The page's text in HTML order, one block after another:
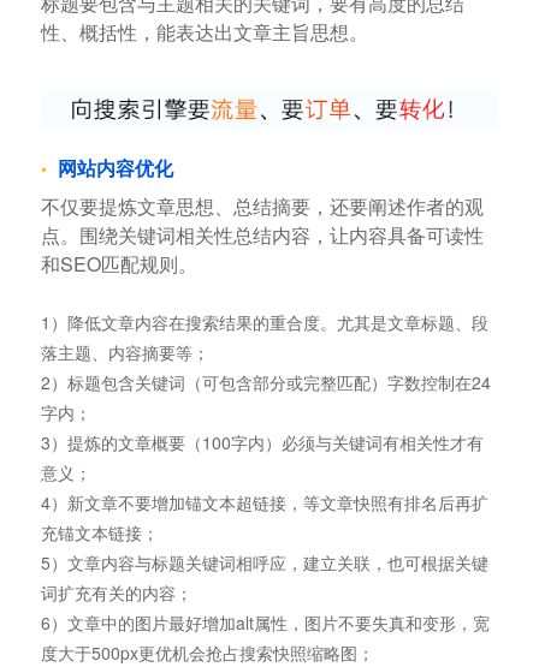
性、概括性，能表达出文章主旨思想。
网站内容优化
不仅要提炼文章思想、总结摘要，还要阐述作者的观
点。围绕关键词相关性总结内容，让内容具备可读性
和SEO匹配规则。
1）降低文章内容在搜索结果的重合度。尤其是文章标题、段
落主题、内容摘要等；
2）标题包含关键词（可包含部分或完整匹配）字数控制在24
字内；
3）提炼的文章概要（100字内）必须与关键词有相关性才有
意义；
4）新文章不要增加锚文本超链接，等文章快照有排名后再扩
充锚文本链接；
5）文章内容与标题关键词相呼应，建立关联，也可根据关键
词扩充有关的内容；
6）文章中的图片最好增加alt属性，图片不要失真和变形，宽
度大于500px更优机会抢占搜索快照缩略图；